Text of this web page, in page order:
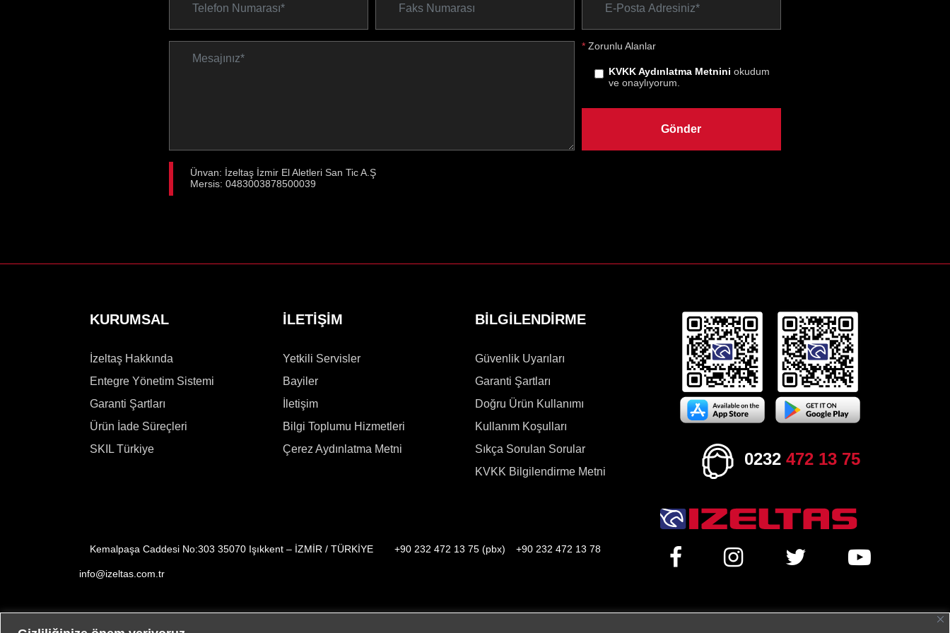
*Zorunlu Alanlar
KVKK Aydınlatma Metnini okudum
ve onaylıyorum.
Ünvan: İzeltaş İzmir El Aletleri San Tic A.Ş
Mersis: 0483003878500039
KURUMSAL
İzeltaş Hakkında
Entegre Yönetim Sistemi
Garanti Şartları
Ürün İade Süreçleri
SKIL Türkiye
İLETİŞİM
Yetkili Servisler
Bayiler
İletişim
Bilgi Toplumu Hizmetleri
Çerez Aydınlatma Metni
BİLGİLENDİRME
Güvenlik Uyarıları
Garanti Şartları
Doğru Ürün Kullanımı
Kullanım Koşulları
Sıkça Sorulan Sorular
KVKK Bilgilendirme Metni
0232 472 13 75
Kemalpaşa Caddesi No:303 35070 Işıkkent – İZMİR / TÜRKİYE +90 232 472 13 75 (pbx) +90 232 472 13 78
info@izeltas.com.tr